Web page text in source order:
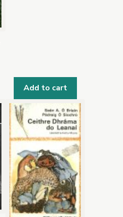
Add to cart